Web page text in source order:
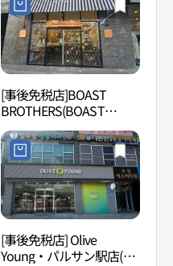
[事後免税店]BOAST
BROTHERS(BOAST
BROTHERS)
[事後免税店] Olive
Young・パルサン駅店(올